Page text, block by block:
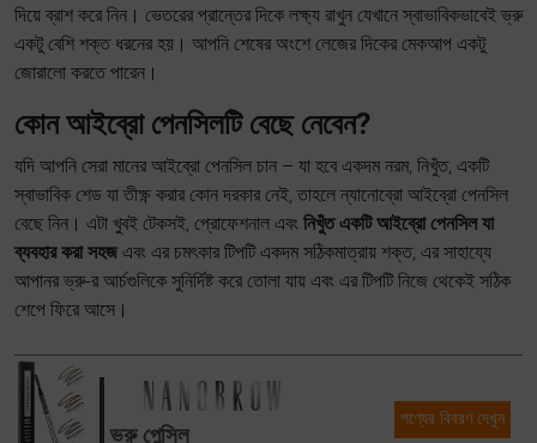
দিয়ে ব্রাশ করে নিন। ভেতরের প্রান্তের দিকে লক্ষ্য রাখুন যেখানে স্বাভাবিকভাবেই ভ্রু
একটু বেশি শক্ত ধরনের হয়। আপনি শেষের অংশে লেজের দিকের মেকআপ একটু
জোরালো করতে পারেন।
কোন আইব্রো পেনসিলটি বেছে নেবেন?
যদি আপনি সেরা মানের আইব্রো পেনসিল চান – যা হবে একদম নরম, নিখুঁত, একটি
স্বাভাবিক শেড যা তীক্ষ্ণ করার কোন দরকার নেই, তাহলে ন্যানোব্রো আইব্রো পেনসিল
বেছে নিন। এটা খুবই টেকসই, প্রোফেশনাল এবং নিখুঁত একটি আইব্রো পেনসিল যা
ব্যবহার করা সহজ এবং এর চমৎকার টিপটি একদম সঠিকমাত্রায় শক্ত, এর সাহায্যে
আপানর ভ্রু-র আর্চগুলিকে সুনির্দিষ্ট করে তোলা যায় এবং এর টিপটি নিজে থেকেই সঠিক
শেপে ফিরে আসে।
ভ্রু পেন্সিল
পণ্যের বিবরণ দেখুন